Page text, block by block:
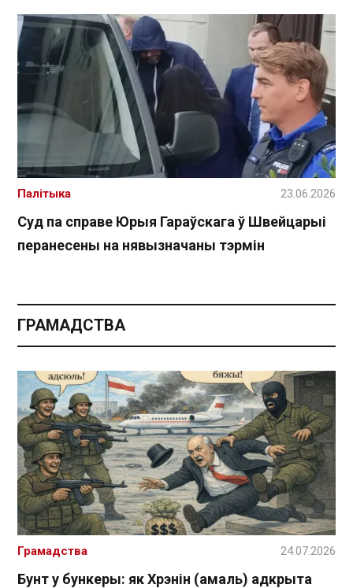
Суд па справе Юрыя Гараўскага ў Швейцарыі
перанесены на нявызначаны тэрмін
Палітыка 23.06.2026
ГРАМАДСТВА
Бунт у бункеры: як Хрэнін (амаль) адкрыта
Грамадства 24.07.2026